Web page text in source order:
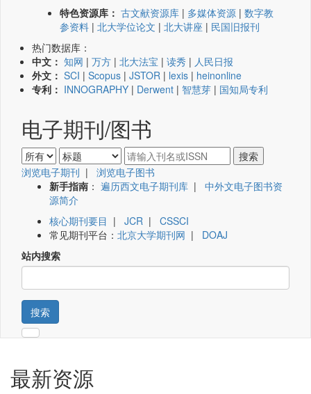
特色资源库： 古文献资源库 | 多媒体资源 | 数字教
参资料 | 北大学位论文 | 北大讲座 | 民国旧报刊
热门数据库：
中文： 知网 | 万方 | 北大法宝 | 读秀 | 人民日报
外文： SCI | Scopus | JSTOR | lexis | heinonline
专利： INNOGRAPHY | Derwent | 智慧芽 | 国知局专利
电子期刊/图书
浏览电子期刊 | 浏览电子图书
新手指南 ： 遍历西文电子期刊库 | 中外文电子图书资
源简介
核心期刊要目 | JCR | CSSCI
常见期刊平台： 北京大学期刊网 | DOAJ
站内搜索
搜索
最新资源